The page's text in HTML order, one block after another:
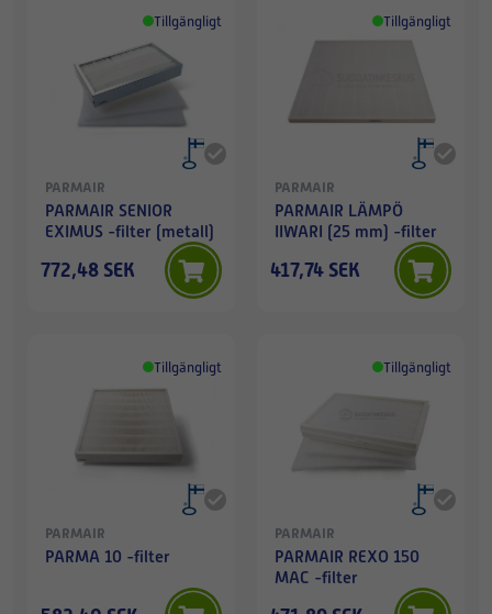
Tillgängligt
PARMAIR
PARMAIR SENIOR
EXIMUS -filter (metall)
772,48 SEK
Tillgängligt
PARMAIR
PARMAIR LÄMPÖ
IIWARI (25 mm) -filter
417,74 SEK
Tillgängligt
PARMAIR
PARMA 10 -filter
Tillgängligt
PARMAIR
PARMAIR REXO 150
MAC -filter